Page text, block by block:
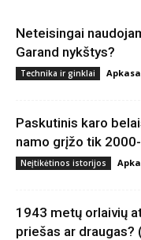
Neteisingai
Garand nykštys?
Technika ir ginklai
Paskutinis karo
namo grįžo tik
Neįtikėtinos istorijos
1943 metų orlaivių
priešas ar draugas?